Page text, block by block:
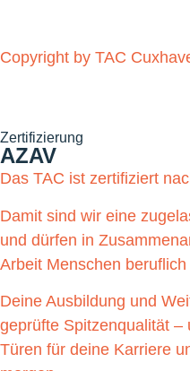
Copyright by TAC
Zertifizierung
AZAV
Das TAC ist zertifiziert
Damit sind wir eine
und dürfen in
Arbeit Menschen
Deine Ausbildung und
geprüfte Spitzenqualität –
Türen für deine Karriere